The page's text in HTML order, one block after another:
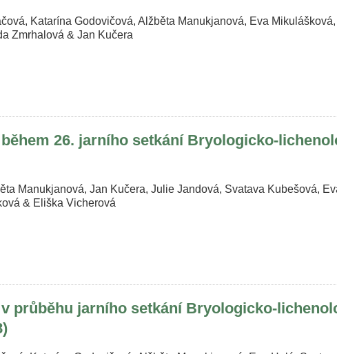
Katarína Godovičová, Alžběta Manukjanová, Eva
Zmrhalová & Jan Kučera
26. jarního setkání Bryologicko-
Manukjanová, Jan Kučera, Julie Jandová, Svatava Kubešová,
& Eliška Vicherová
průběhu jarního setkání Bryologicko-